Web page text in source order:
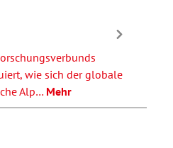
wie sich der globale
Alp… Mehr